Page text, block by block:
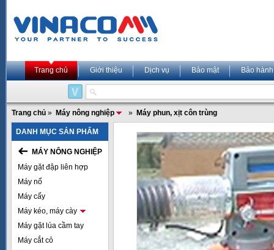
Trang chủ Giới thiệu Dịch vụ Bảo mật Bảo hành
Trang chủ » Máy nông nghiệp » Máy phun, xịt côn trùng
DANH MỤC SẢN PHẨM
MÁY NÔNG NGHIỆP
Máy gặt đập liên hợp
Máy nổ
Máy cấy
Máy kéo, máy cày
Máy gặt lúa cầm tay
Máy cắt cỏ